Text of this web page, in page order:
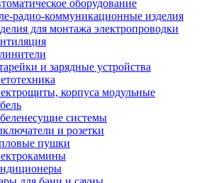
оборудование
радио-коммуникационные изделия
для монтажа электропроводки
и зарядные устройства
корпуса модульные
системы
и розетки
пушки